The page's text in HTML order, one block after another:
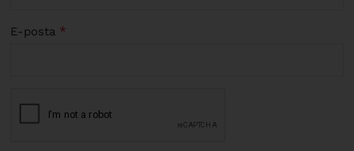
E-posta *